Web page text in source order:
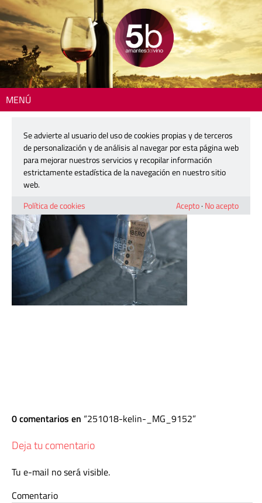
MENÚ
251018-kelin-_MG_9152
18 noviembre, 2025
0 comentarios en 251018-kelin-_MG_9152
Deja tu comentario
Tu e-mail no será visible.
Comentario
Se advierte al usuario del uso de cookies propias y de terceros
de personalización y de análisis al navegar por esta página web
para mejorar nuestros servicios y recopilar información
estrictamente estadística de la navegación en nuestro sitio
web.
Política de cookies
Acepto· No acepto